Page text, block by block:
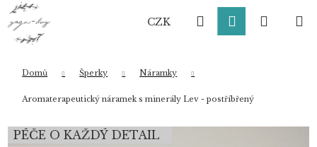
Přejít
obsah
CZK HledatPřihlášení
Domů Šperky Náramky
Aromaterapeutický náramek s minerály Lev - postříbřený
PÉČE O KAŽDÝ DETAIL
K
o
Zpět
Zpět
Co potřebujete najít?